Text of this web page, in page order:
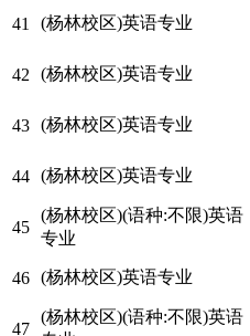
41 (杨林校区)英语专业
42 (杨林校区)英语专业
43 (杨林校区)英语专业
44 (杨林校区)英语专业
45
(杨林校区)(语种:不限)英语
专业
46 (杨林校区)英语专业
47
(杨林校区)(语种:不限)英语